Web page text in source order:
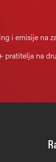
i emisije na
pratitelja na